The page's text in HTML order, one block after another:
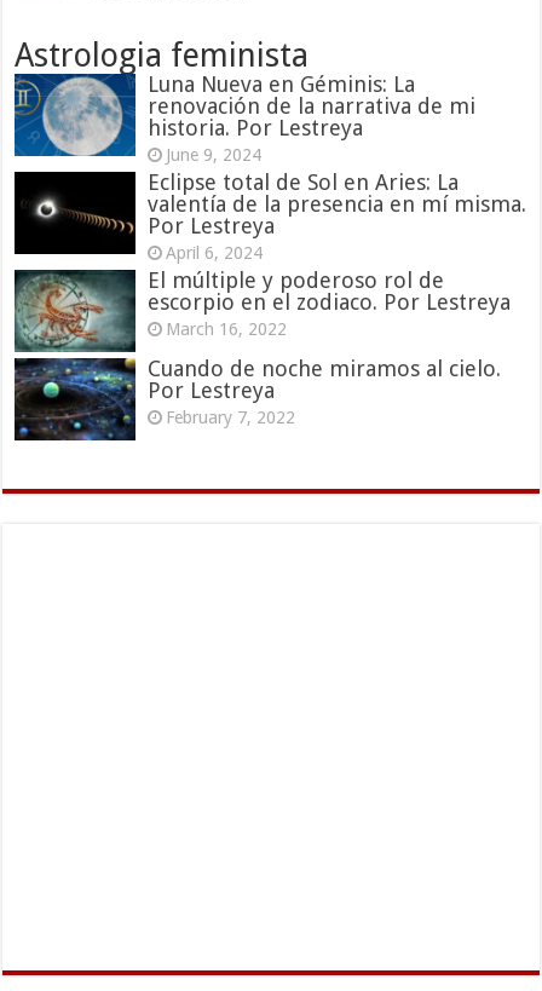
Astrologia feminista
Luna Nueva en Géminis: La
renovación de la narrativa de mi
historia. Por Lestreya
June 9, 2024
Eclipse total de Sol en Aries: La
valentía de la presencia en mí misma.
Por Lestreya
April 6, 2024
El múltiple y poderoso rol de
escorpio en el zodiaco. Por Lestreya
March 16, 2022
Cuando de noche miramos al cielo.
Por Lestreya
February 7, 2022